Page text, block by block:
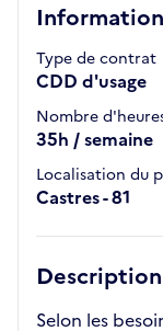
Type de contrat
CDD d'usage
Nombre
35h / semaine
Localisation du
Castres - 81
Selon les